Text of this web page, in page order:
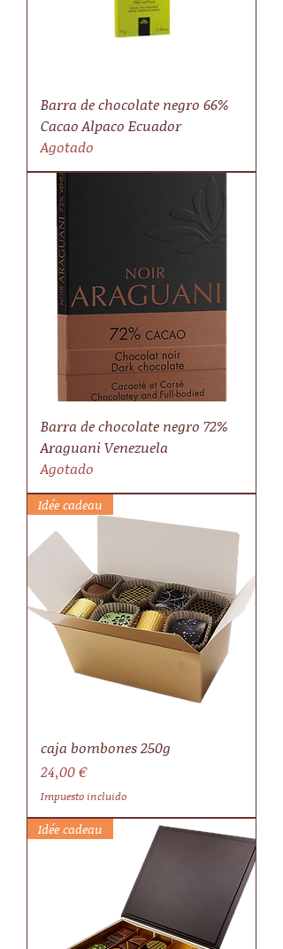
Barra de chocolate negro 66%
Cacao Alpaco Ecuador
Agotado
Barra de chocolate negro 72%
Araguani Venezuela
Agotado
Idée cadeau
caja bombones 250g
Precio
24,00 €
Impuesto incluido
Idée cadeau